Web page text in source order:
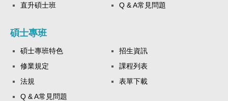
直升碩士班
Q & A常見問題
碩士專班
碩士專班特色
招生資訊
修業規定
課程列表
法規
表單下載
Q & A常見問題